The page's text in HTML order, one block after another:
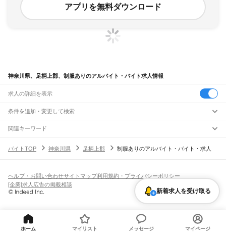
アプリを無料ダウンロード
神奈川県、足柄上郡、制服ありのアルバイト・バイト求人情報
求人の詳細を表示
条件を追加・変更して検索
市区町村を追加・変更
神奈川県
すべて
旭区緑区瀬谷区栄区 泉区 青葉区都筑区
川崎市すべて
緑区
横須賀市 鎌倉市藤沢市 茅ヶ崎市逗子市 秦野市厚木市
駅を追加・変更
川崎駅 横浜駅戸塚駅 大船駅 藤沢駅辻堂駅茅ケ崎駅 平塚駅 大磯駅
鴨宮駅小田原駅早川駅根府川駅真鶴駅湯河原駅
JR南武線
武蔵小杉駅武蔵中原駅武蔵新城駅
川崎新町駅
浜川崎駅
飲食・フードサービス
飲食・フードサービス
ホールスタッフ
精肉・鮮魚加工給食調理
バー（BAR）・バーテンダー
営業・販売
営業・販売
特徴を追加・変更
人気
髪型・髪色自由
勤務期間
短期単発・1日OK
期間限定（春夏冬休み等）
正社員
契約社員
都道府県を変更
関連キーワード
神奈川県 足柄上郡 スーパー神奈川県 足柄上郡 レジ
バイトTOP 神奈川県 足柄上郡 制服ありのアルバイト・バイト・求人
新着求人を受け取る
ヘルプ・お問い合わせサイトマップ利用規約・プライバシーポリシー
[企業]求人広告の掲載相談
ホーム マイリスト メッセージ マイページ